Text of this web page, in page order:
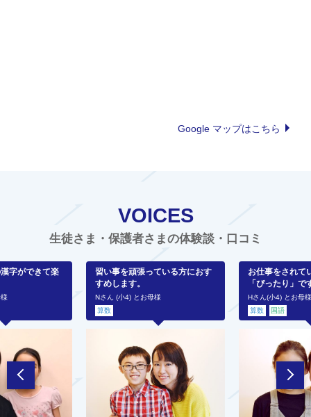
Google マップはこちら
VOICES
生徒さま・保護者さまの体験談・口コミ
字ができて楽
習い事を頑張っている方におす
すめします。
Nさん (小4) とお母様
算数
お仕事をされて
「ぴったり」で
Hさん(小4) とお母
算数
国語